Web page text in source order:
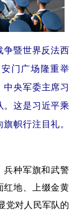
争暨世界反法西
门广场隆重举
央军委主席习
。这是习近平乘
帜行注目礼。
种军旗和武警
红地、上缀金黄
党对人民军队的